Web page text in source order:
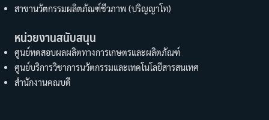
สาขานวัตกรรมผลิตภัณฑ์ชีวภาพ (ปริญญาโท)
หน่วยงานสนับสนุน
ศูนย์ทดสอบผลผลิตทางการเกษตรและผลิตภัณฑ์
ศูนย์บริการวิชาการนวัตกรรมและเทคโนโลยีสารสนเทศ
สำนักงานคณบดี